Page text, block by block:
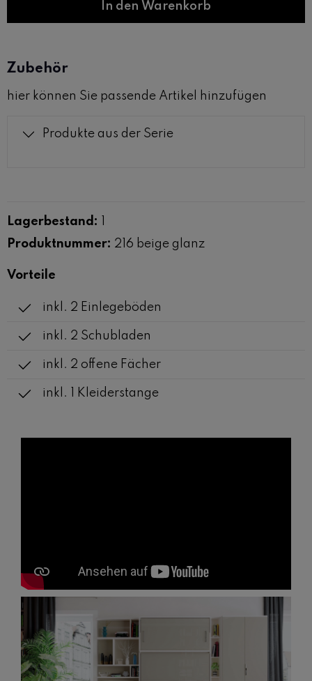
In den Warenkorb
Zubehör
hier können Sie passende Artikel hinzufügen
Produkte aus der Serie
Lagerbestand:
Produktnummer: 216 beige glanz
Vorteile
inkl. 2 Einlegeböden
inkl. 2 Schubladen
inkl. 2 offene Fächer
inkl. 1 Kleiderstange
Bildergalerie überspringen